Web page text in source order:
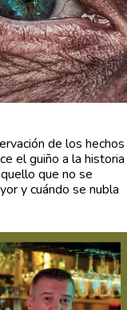
de los hechos
el guiño a la historia
que no se
y cuándo se nubla